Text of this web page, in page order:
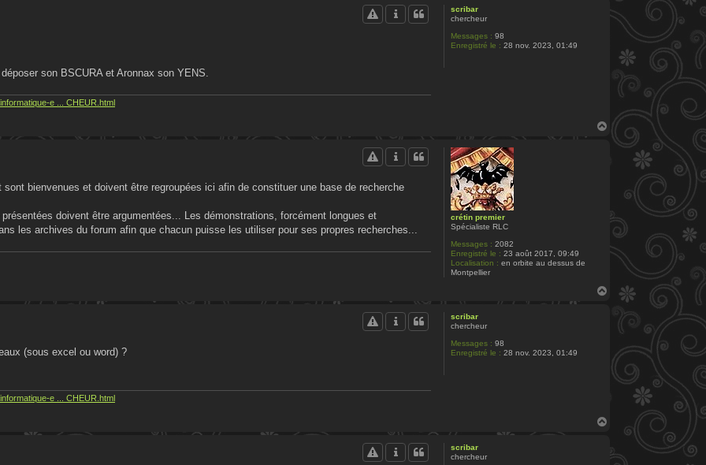
t
scribar
chercheur
Messages : 98
Enregistré le : 28 nov. 2023, 01:49
son BSCURA et Aronnax son YENS.
e ... CHEUR.html
H
a
crétin premier
Spécialiste RLC
Messages : 2082
Enregistré le : 23 août 2017, 09:49
Localisation : en orbite au dessus de
Montpellier
bienvenues et doivent être regroupées ici afin de constituer une base de recherche
doivent être argumentées... Les démonstrations, forcément longues et
les archives du forum afin que chacun puisse les utiliser pour ses propres recherches...
scribar
chercheur
Messages : 98
Enregistré le : 28 nov. 2023, 01:49
(sous excel ou word) ?
e ... CHEUR.html
t
scribar
chercheur